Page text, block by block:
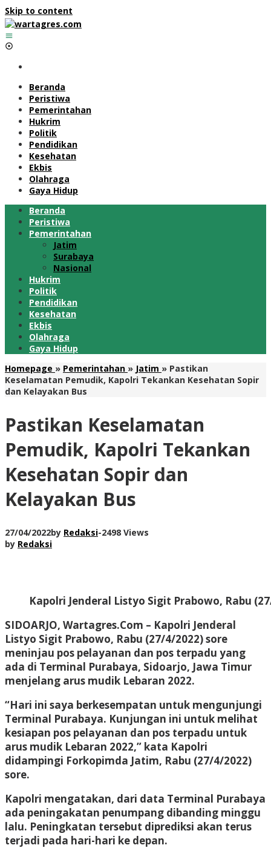
Skip to content
Beranda
Peristiwa
Pemerintahan
Hukrim
Politik
Pendidikan
Kesehatan
Ekbis
Olahraga
Gaya Hidup
Beranda
Peristiwa
Pemerintahan
Jatim
Surabaya
Nasional
Hukrim
Politik
Pendidikan
Kesehatan
Ekbis
Olahraga
Gaya Hidup
Homepage » Pemerintahan » Jatim » Pastikan
Keselamatan Pemudik, Kapolri Tekankan Kesehatan Sopir
dan Kelayakan Bus
Pastikan Keselamatan
Pemudik, Kapolri Tekankan
Kesehatan Sopir dan
Kelayakan Bus
27/04/2022by Redaksi-2498 Views
by Redaksi
Kapolri Jenderal Listyo Sigit Prabowo, Rabu
SIDOARJO, Wartagres.Com – Kapolri Jenderal
Listyo Sigit Prabowo, Rabu (27/4/2022) sore
meninjau pos pelayanan dan pos terpadu yang
ada di Terminal Purabaya, Sidoarjo, Jawa Timur
menjelang arus mudik Lebaran 2022.
“Hari ini saya berkesempatan untuk mengunjungi
Terminal Purabaya. Kunjungan ini untuk melihat
kesiapan pos pelayanan dan pos terpadu untuk
arus mudik Lebaran 2022,” kata Kapolri
didampingi Forkopimda Jatim, Rabu (27/4/2022)
sore.
Kapolri mengatakan, dari data Terminal Purabaya
ada peningakatan penumpang dibanding minggu
lalu. Peningkatan tersebut diprediksi akan terus
terjadi pada hari-hari ke depan.